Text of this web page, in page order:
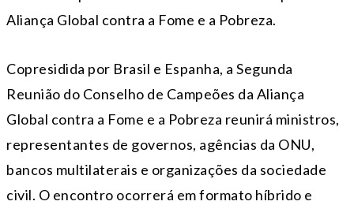
Aliança Global contra a Fome e a Pobreza.
Copresidida por Brasil e Espanha, a Segunda
Reunião do Conselho de Campeões da Aliança
Global contra a Fome e a Pobreza reunirá ministros,
representantes de governos, agências da ONU,
bancos multilaterais e organizações da sociedade
civil. O encontro ocorrerá em formato híbrido e